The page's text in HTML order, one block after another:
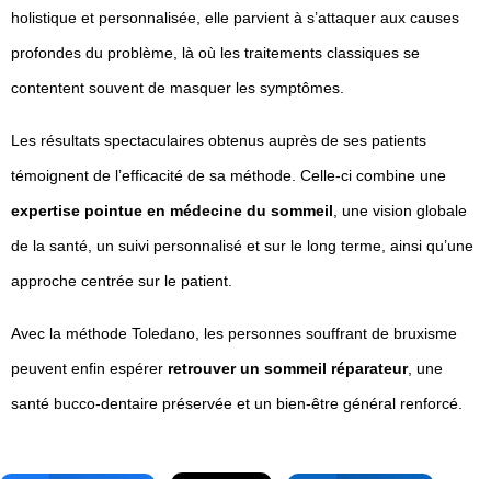
holistique et personnalisée, elle parvient à s’attaquer aux causes
profondes du problème, là où les traitements classiques se
contentent souvent de masquer les symptômes.
Les résultats spectaculaires obtenus auprès de ses patients
témoignent de l’efficacité de sa méthode. Celle-ci combine une
expertise pointue en médecine du sommeil, une vision globale
de la santé, un suivi personnalisé et sur le long terme, ainsi qu’une
approche centrée sur le patient.
Avec la méthode Toledano, les personnes souffrant de bruxisme
peuvent enfin espérer retrouver un sommeil réparateur, une
santé bucco-dentaire préservée et un bien-être général renforcé.